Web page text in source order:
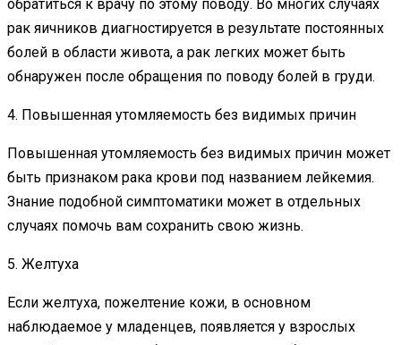
обратиться к врачу по этому поводу. Во многих случаях
рак яичников диагностируется в результате постоянных
болей в области живота, а рак легких может быть
обнаружен после обращения по поводу болей в груди.
4. Повышенная утомляемость без видимых причин
Повышенная утомляемость без видимых причин может
быть признаком рака крови под названием лейкемия.
Знание подобной симптоматики может в отдельных
случаях помочь вам сохранить свою жизнь.
5. Желтуха
Если желтуха, пожелтение кожи, в основном
наблюдаемое у младенцев, появляется у взрослых